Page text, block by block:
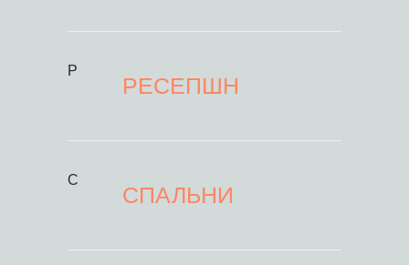
Р
РЕСЕПШН
С
СПАЛЬНИ